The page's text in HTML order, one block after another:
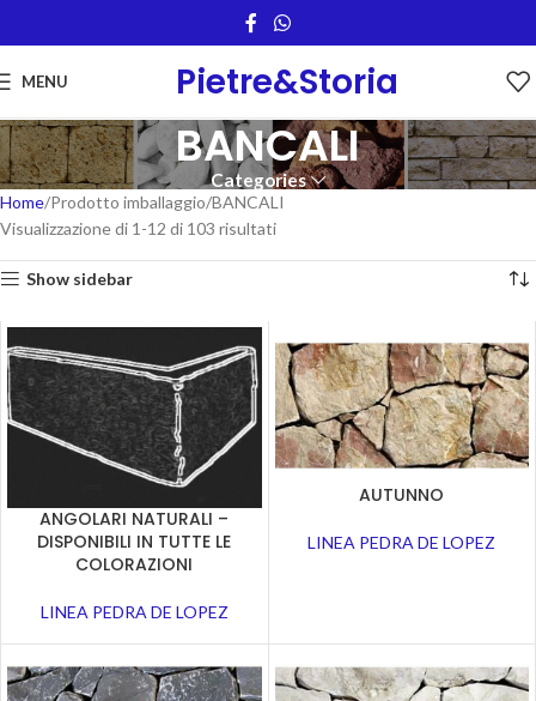
MENU Pietre&Storia
BANCALI
Categories
Home Prodotto imballaggio BANCALI
Visualizzazione di 1-12 di 103 risultati
Show sidebar
ANGOLARI NATURALI –
DISPONIBILI IN TUTTE LE
COLORAZIONI
LINEA PEDRA DE LOPEZ
AUTUNNO
LINEA PEDRA DE LOPEZ